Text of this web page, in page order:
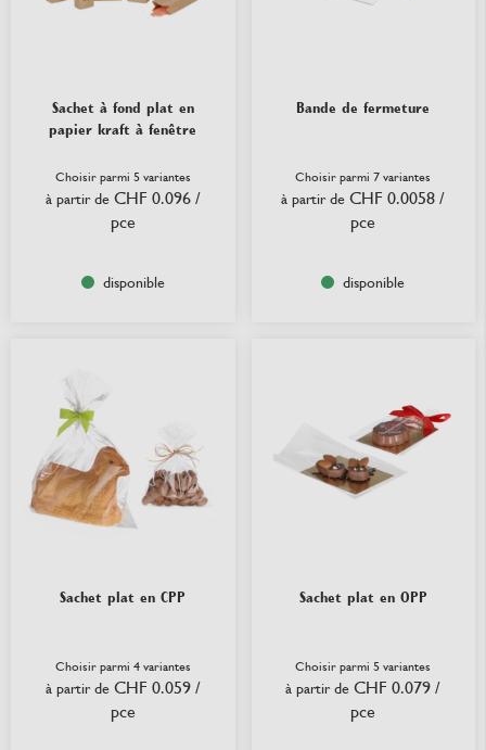
Sachet à fond plat en
papier kraft à fenêtre
Choisir parmi 5 variantes
à partir de CHF 0.096 /
pce
disponible
Bande de fermeture
Choisir parmi 7 variantes
à partir de CHF 0.0058 /
pce
disponible
Sachet plat en CPP
Choisir parmi 4 variantes
à partir de CHF 0.059 /
pce
Sachet plat en OPP
Choisir parmi 5 variantes
à partir de CHF 0.079 /
pce